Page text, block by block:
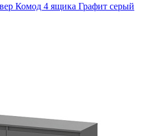
Комод 4 ящика Графит серый